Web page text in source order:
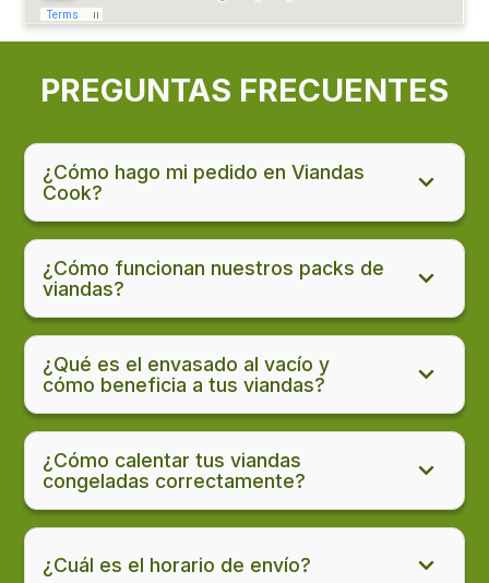
PREGUNTAS FRECUENTES
¿Cómo hago mi pedido en Viandas
Cook?
¿Cómo funcionan nuestros packs de
viandas?
¿Qué es el envasado al vacío y
cómo beneficia a tus viandas?
¿Cómo calentar tus viandas
congeladas correctamente?
¿Cuál es el horario de envío?